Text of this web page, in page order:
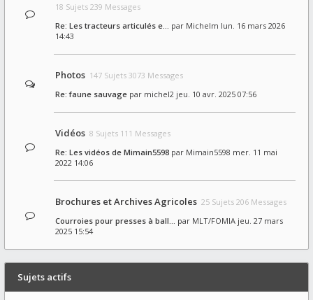
18 Sujets 239 Messages
Re: Les tracteurs articulés e… par Michelm lun. 16 mars 2026
14:43
Photos 147 Sujets 3073 Messages
Re: faune sauvage par michel2 jeu. 10 avr. 2025 07:56
Vidéos 8 Sujets 111 Messages
Re: Les vidéos de Mimain5598 par Mimain5598 mer. 11 mai
2022 14:06
Brochures et Archives Agricoles 25 Sujets 206 Messages
Courroies pour presses à ball… par MLT/FOMIA jeu. 27 mars
2025 15:54
Sujets actifs